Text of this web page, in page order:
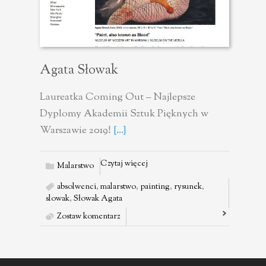
Agata Słowak
Laureatka Coming Out – Najlepsze
Dyplomy Akademii Sztuk Pięknych w
Warszawie 2019! [...]
Malarstwo
absolwenci, malarstwo, painting, rysunek,
slowak, Słowak Agata
Zostaw komentarz
Czytaj więcej